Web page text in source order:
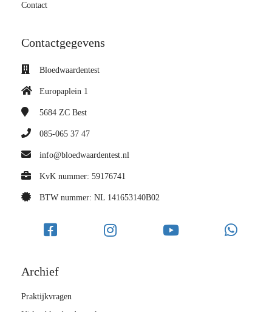
Contact
Contactgegevens
Bloedwaardentest
Europaplein 1
5684 ZC Best
085-065 37 47
info@bloedwaardentest.nl
KvK nummer: 59176741
BTW nummer: NL 141653140B02
Archief
Praktijkvragen